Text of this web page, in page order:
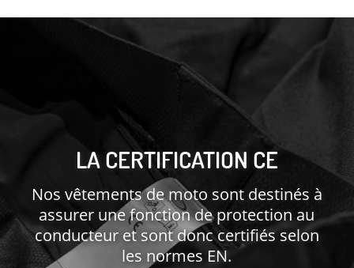
LA CERTIFICATION CE
Nos vêtements de moto sont destinés à
assurer une fonction de protection au
conducteur et sont donc certifiés selon
les normes EN.